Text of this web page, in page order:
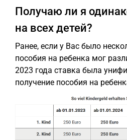
Получаю ли я
на всех детей?
Ранее, если у Вас было
пособия на ребенка мог
2023 года ставка была
получение пособия на